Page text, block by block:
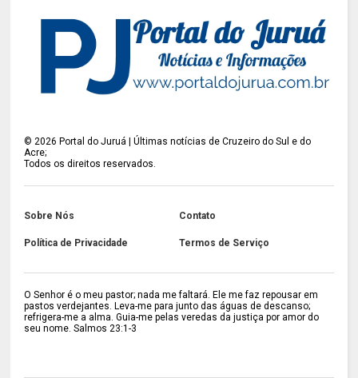
©2026 Portal do Juruá | Últimas notícias de Cruzeiro do Sul e do
Acre;
Todos os direitos reservados.
Sobre Nós Contato
Política de Privacidade Termos de Serviço
O Senhor é o meu pastor; nada me faltará. Ele me faz repousar em
pastos verdejantes. Leva-me para junto das águas de descanso;
refrigera-me a alma. Guia-me pelas veredas da justiça por amor do
seu nome. Salmos 23:1-3